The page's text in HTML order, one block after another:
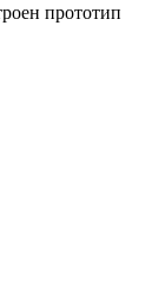
прототип